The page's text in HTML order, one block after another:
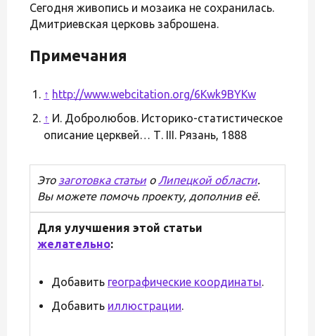
Сегодня живопись и мозаика не сохранилась.
Дмитриевская церковь заброшена.
Примечания
↑ http://www.webcitation.org/6Kwk9BYKw
↑ И. Добролюбов. Историко-статистическое
описание церквей… Т. III. Рязань, 1888
Это заготовка статьиоЛипецкой области.
Вы можете помочь проекту, дополнив её.
Для улучшения этой статьи
желательно:
Добавить географические координаты.
Добавить иллюстрации.